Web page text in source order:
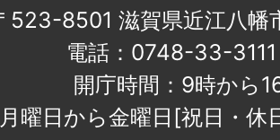
523-8501 滋賀県近江八幡
電話：0748-33-
開庁時間：9時から
曜日から金曜日[祝日・